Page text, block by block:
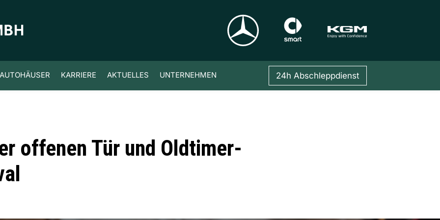
AUTOHÄUSER KARRIERE AKTUELLES UNTERNEHMEN 24h Abschleppdienst
offenen Tür und Oldtimer-